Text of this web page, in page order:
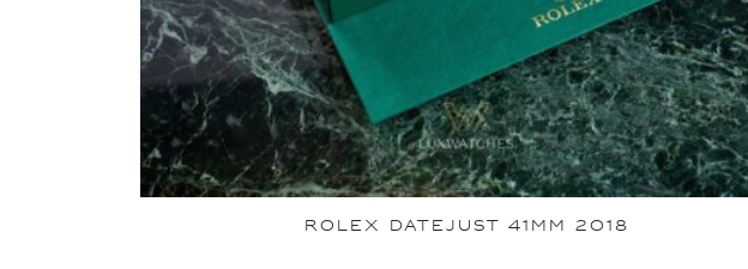
ROLEX DATEJUST 41MM 2018